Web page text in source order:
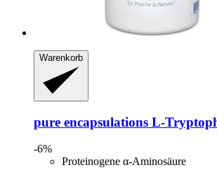
Warenkorb
pure encapsulations L-​
-6%
Proteinogene α-Aminosäure